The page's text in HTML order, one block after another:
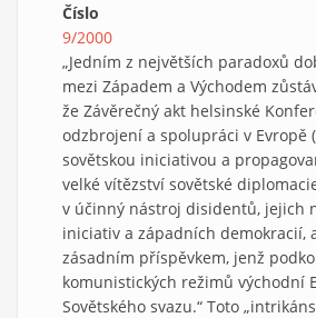
Číslo
9/2000
„Jedním z největších paradoxů
mezi Západem a Východem
že Závěrečný akt helsinské
odzbrojení a spolupráci v Evropě
sovětskou iniciativou a
velké vítězství sovětské
v účinný nástroj disidentů, jejich
iniciativ a západních demokracií,
zásadním příspěvkem, jenž
komunistických režimů východní
Sovětského svazu.“ Toto